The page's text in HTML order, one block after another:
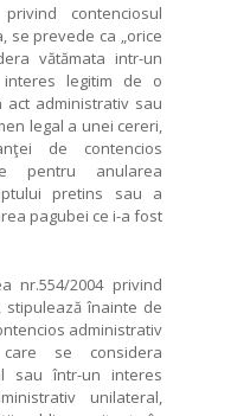
contenciosul
se prevede ca „orice
vătămata intr-un
legitim de o
act administrativ sau
legal a unei cereri,
de contencios
pentru anularea
pretins sau a
pagubei ce i-a fost
nr.554/2004 privind
stipulează înainte de
administrativ
care se considera
sau într-un interes
unilateral,